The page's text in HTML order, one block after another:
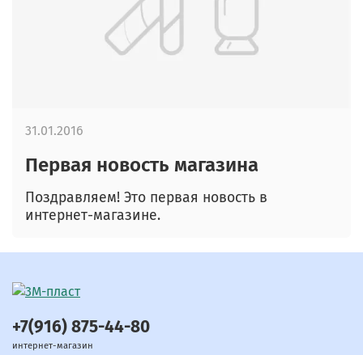
Первая новость магазина
Поздравляем! Это первая новость в
интернет-магазине.
31.01.2016
+7(916) 875-44-80
интернет-магазин